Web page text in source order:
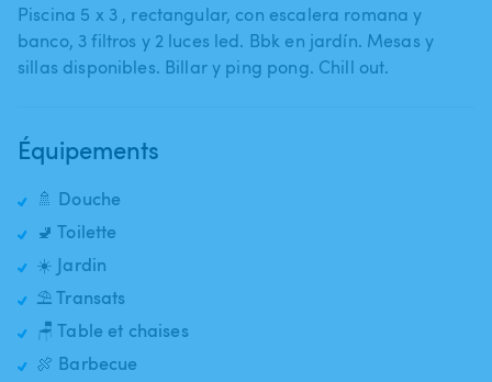
Piscina 5 x 3 ​,​ rectangular​,​ con escalera romana y
banco​,​ 3 filtros y 2 luces led. Bbk en jardín. Mesas y
sillas disponibles. Billar y ping pong. Chill out.
Équipements
🚿 Douche
🚽 Toilette
☀️ Jardin
⛱️ Transats
🪑 Table et chaises
🍖 Barbecue